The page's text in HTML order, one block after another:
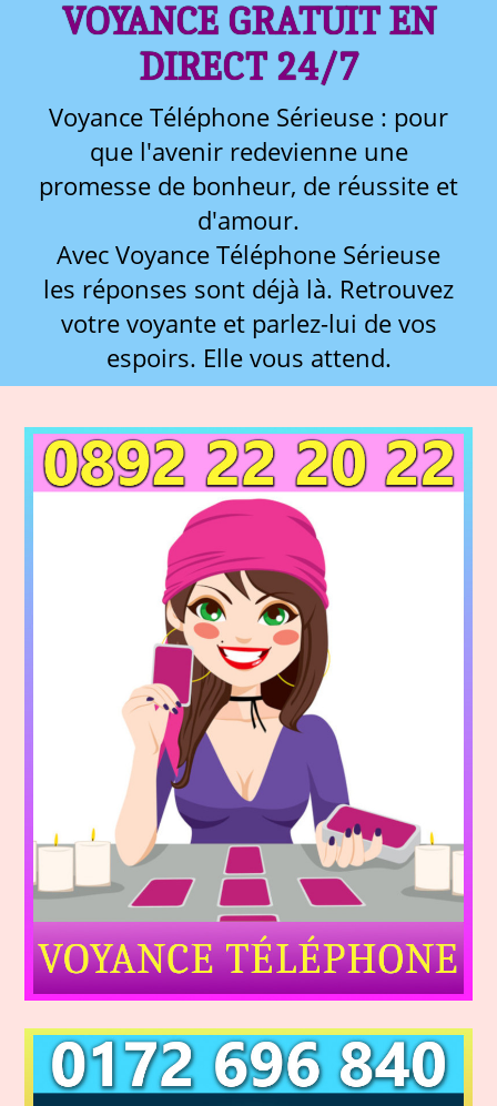
VOYANCE GRATUIT EN
DIRECT 24/7
Voyance Téléphone Sérieuse : pour
que l'avenir redevienne une
promesse de bonheur, de réussite et
d'amour.
Avec Voyance Téléphone Sérieuse
les réponses sont déjà là. Retrouvez
votre voyante et parlez-lui de vos
espoirs. Elle vous attend.